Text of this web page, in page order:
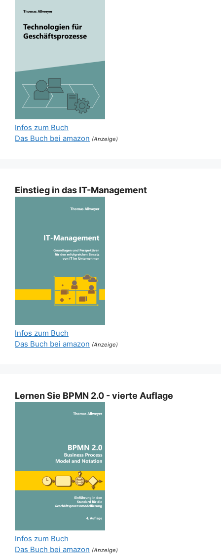
Infos zum Buch
Das Buch bei amazon (Anzeige)
Einstieg in das IT-Management
Infos zum Buch
Das Buch bei amazon (Anzeige)
Lernen Sie BPMN 2.0 - vierte Auflage
Infos zum Buch
Das Buch bei amazon (Anzeige)